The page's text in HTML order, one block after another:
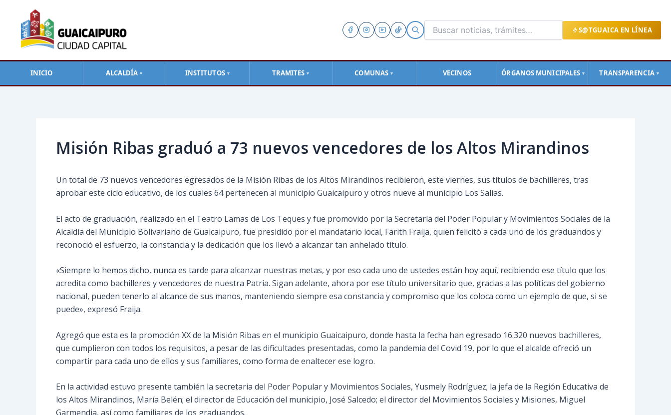
S@TGUAICA EN LÍNEA
INICIO ALCALDÍA ▼ INSTITUTOS ▼ TRAMITES ▼ COMUNAS ▼ VECINOS ÓRGANOS MUNICIPALES ▼ TRANSPARENCIA ▼
contenido
Misión Ribas graduó a 73 nuevos vencedores de los Altos Mirandinos
Un total de 73 nuevos vencedores egresados de la Misión Ribas de los Altos Mirandinos recibieron, este viernes, sus títulos de bachilleres, tras
aprobar este ciclo educativo, de los cuales 64 pertenecen al municipio Guaicaipuro y otros nueve al municipio Los Salias.
El acto de graduación, realizado en el Teatro Lamas de Los Teques y fue promovido por la Secretaría del Poder Popular y Movimientos Sociales de la
Alcaldía del Municipio Bolivariano de Guaicaipuro, fue presidido por el mandatario local, Farith Fraija, quien felicitó a cada uno de los graduandos y
reconoció el esfuerzo, la constancia y la dedicación que los llevó a alcanzar tan anhelado título.
«Siempre lo hemos dicho, nunca es tarde para alcanzar nuestras metas, y por eso cada uno de ustedes están hoy aquí, recibiendo ese título que los
acredita como bachilleres y vencedores de nuestra Patria. Sigan adelante, ahora por ese título universitario que, gracias a las políticas del gobierno
nacional, pueden tenerlo al alcance de sus manos, manteniendo siempre esa constancia y compromiso que los coloca como un ejemplo de que, si se
puede», expresó Fraija.
Agregó que esta es la promoción XX de la Misión Ribas en el municipio Guaicaipuro, donde hasta la fecha han egresado 16.320 nuevos bachilleres,
que cumplieron con todos los requisitos, a pesar de las dificultades presentadas, como la pandemia del Covid 19, por lo que el alcalde ofreció un
compartir para cada uno de ellos y sus familiares, como forma de enaltecer ese logro.
En la actividad estuvo presente también la secretaria del Poder Popular y Movimientos Sociales, Yusmely Rodríguez; la jefa de la Región Educativa de
los Altos Mirandinos, María Belén; el director de Educación del municipio, José Salcedo; el director del Movimientos Sociales y Misiones, Miguel
Garmendia, así como familiares de los graduandos.